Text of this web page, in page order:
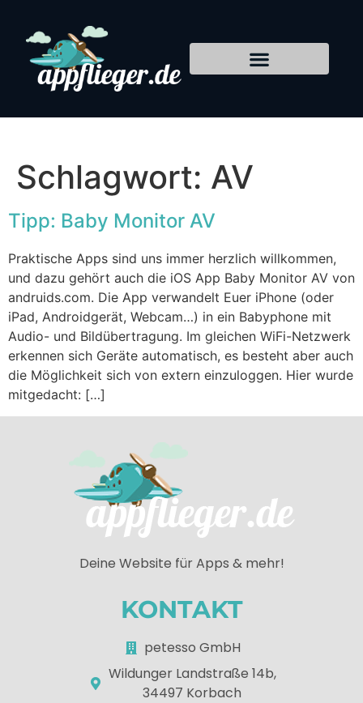
Schlagwort: AV
Tipp: Baby Monitor AV
Praktische Apps sind uns immer herzlich willkommen,
und dazu gehört auch die iOS App Baby Monitor AV von
andruids.com. Die App verwandelt Euer iPhone (oder
iPad, Androidgerät, Webcam…) in ein Babyphone mit
Audio- und Bildübertragung. Im gleichen WiFi-Netzwerk
erkennen sich Geräte automatisch, es besteht aber auch
die Möglichkeit sich von extern einzuloggen. Hier wurde
mitgedacht: […]
Deine Website für Apps & mehr!
KONTAKT
petesso GmbH
Wildunger Landstraße 14b,
34497 Korbach